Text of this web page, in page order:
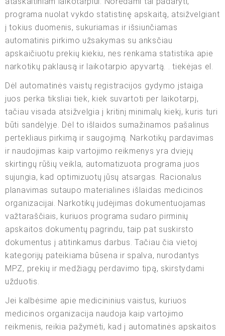
programa nuolat vykdo statistinę apskaitą, atsižvelgiant
į tokius duomenis, sukuriamas ir išsiunčiamas
automatinis pirkimo užsakymas su anksčiau
apskaičiuotu prekių kiekiu, nes renkama statistika apie
narkotikų paklausą ir laikotarpio apyvartą. . tiekėjas el.
Dėl automatinės vaistų registracijos gydymo įstaiga
juos perka tiksliai tiek, kiek suvartoti per laikotarpį,
tačiau visada atsižvelgia į kritinį minimalų kiekį, kuris turi
būti sandėlyje. Dėl to išlaidos sumažinamos pašalinus
pertekliaus pirkimą ir saugojimą. Narkotikų pardavimas
ir naudojimas kaip vartojimo reikmenys yra dviejų
skirtingų rūšių veikla, automatizuota programa juos
sujungia, kad optimizuotų jūsų atsargas. Racionalus
planavimas sutaupo materialines išlaidas medicinos
organizacijai. Narkotikų judėjimas dokumentuojamas
važtaraščiais, kuriuos programa sudaro pirminių
apskaitos dokumentų pagrindu, taip pat suskirsto
dokumentus į atitinkamus darbus. Tačiau čia vietoj
kategorijų pateikiama būsena ir spalva, nurodantys
MPZ, prekių ir medžiagų perdavimo tipą, skirstydami
užduotis.
Jei kalbėsime apie medicininius vaistus, kuriuos
medicinos organizacija naudoja kaip vartojimo
reikmenis, reikia pažymėti, kad į automatinės apskaitos